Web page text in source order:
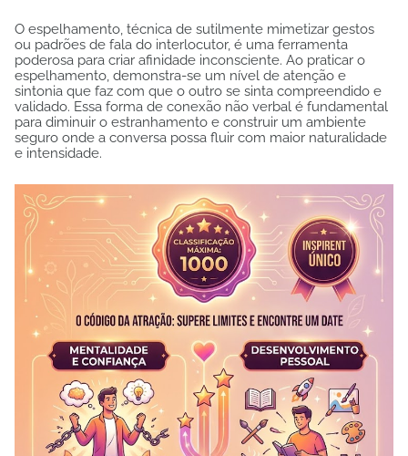
O espelhamento, técnica de sutilmente mimetizar gestos
ou padrões de fala do interlocutor, é uma ferramenta
poderosa para criar afinidade inconsciente. Ao praticar o
espelhamento, demonstra-se um nível de atenção e
sintonia que faz com que o outro se sinta compreendido e
validado. Essa forma de conexão não verbal é fundamental
para diminuir o estranhamento e construir um ambiente
seguro onde a conversa possa fluir com maior naturalidade
e intensidade.